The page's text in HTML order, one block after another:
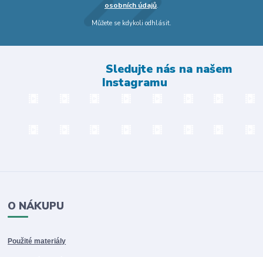
osobních údajů.
Můžete se kdykoli odhlásit.
Sledujte nás na našem
Instagramu
O NÁKUPU
Použité materiály